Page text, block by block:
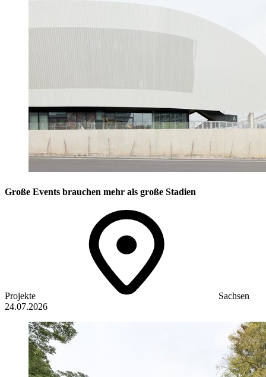
Große Events brauchen mehr als große Stadien
Projekte
Sachsen
24.07.2026